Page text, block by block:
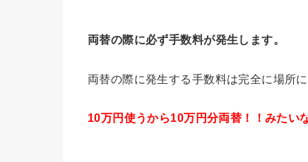
両替の際に必ず手数料が発生します。
両替の際に発生する手数料は完全に場所に
10万円使うから10万円分両替！！みたい